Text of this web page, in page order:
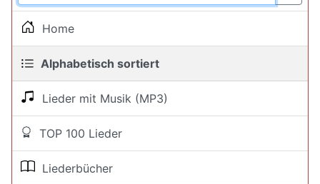
Home
Alphabetisch sortiert
Lieder mit Musik (MP3)
TOP 100 Lieder
Liederbücher